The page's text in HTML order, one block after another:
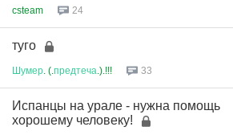
csteam 24
туго
Шумер . (. предтеча .).!!! 33
Испанцы на урале - нужна помощь
хорошему человеку!